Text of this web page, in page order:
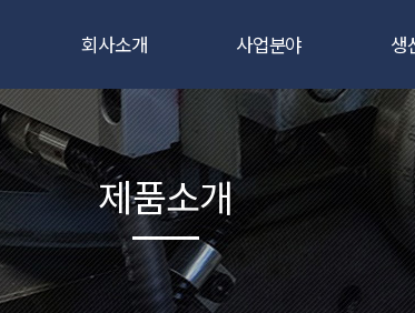
회사소개
인사말
연혁
비전
인증서/특허
오시는 길
조직도
사업분야
전자빔용점
레이저용접
생
전자
레이
시
제품소개